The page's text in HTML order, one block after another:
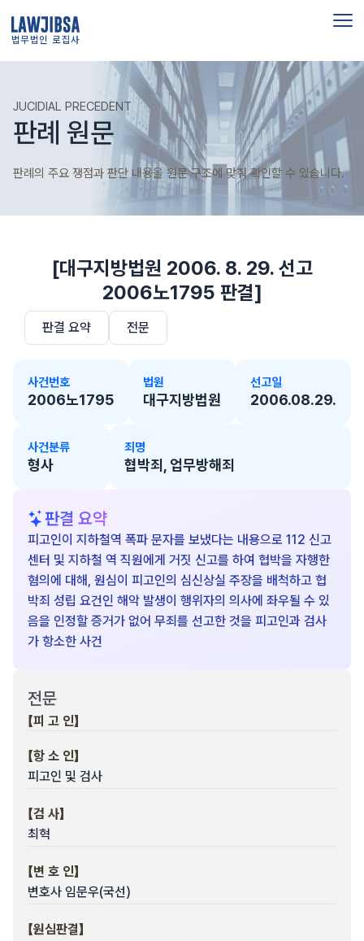
법무법인 로집사
JUCIDIAL PRECEDENT
판례 원문
판례의 주요 쟁점과 판단 내용을 원문 구조에 맞춰 확인할 수 있습니다.
[대구지방법원 2006. 8. 29. 선고
2006노1795 판결]
판결 요약 전문
사건번호
2006노1795
법원
대구지방법원
선고일
2006.08.29.
사건분류
형사
죄명
협박죄, 업무방해죄
판결 요약
피고인이 지하철역 폭파 문자를 보냈다는 내용으로 112 신고
센터 및 지하철 역 직원에게 거짓 신고를 하여 협박을 자행한
혐의에 대해, 원심이 피고인의 심신상실 주장을 배척하고 협
박죄 성립 요건인 해악 발생이 행위자의 의사에 좌우될 수 있
음을 인정할 증거가 없어 무죄를 선고한 것을 피고인과 검사
가 항소한 사건
전문
【피 고 인】
【항 소 인】
피고인 및 검사
【검 사】
최혁
【변 호 인】
변호사 임문우(국선)
【원심판결】